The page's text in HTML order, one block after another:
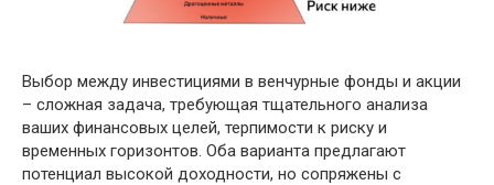
Выбор между инвестициями в венчурные фонды и акции
– сложная задача, требующая тщательного анализа
ваших финансовых целей, терпимости к риску и
временных горизонтов. Оба варианта предлагают
потенциал высокой доходности, но сопряжены с